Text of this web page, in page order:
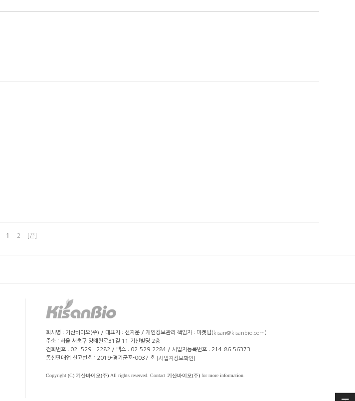
1 2 [끝]
회사명 : 기산바이오(주) / 대표자 : 선지운 / 개인정보관리 책임자 : 마켓팀(kisan@kisanbio.com)
주소 : 서울 서초구 양재천로31길 11 기산빌딩 2층
전화번호 : 02- 529 - 2282 / 팩스 : 02-529-2284 / 사업자등록번호 : 214-86-56373
통신판매업 신고번호 : 2019-경기군포-0037 호
[사업자정보확인]
Copyright (C) 기산바이오(주) All rights reserved. Contact 기산바이오(주) for more information.